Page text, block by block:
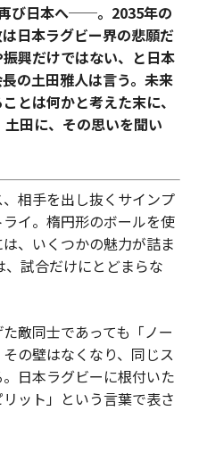
び日本へ──。2035年の
日本ラグビー界の悲願だ
興だけではない、と日本
の土田雅人は言う。 未来
とは何かと考えた末に、
田に、その思いを聞い
相手を出し抜くサインプ
イ。楕円形のボールを使
、いくつかの魅力が詰ま
試合だけにとどまらな
敵同士であっても「ノー
の壁はなくなり、同じス
日本ラグビーに根付いた
ット」という言葉で表さ